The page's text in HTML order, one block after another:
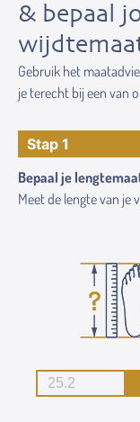
& bepaal
Gebruik het
je terecht bij een van
Stap 1
Bepaal je
Meet de lengte van je